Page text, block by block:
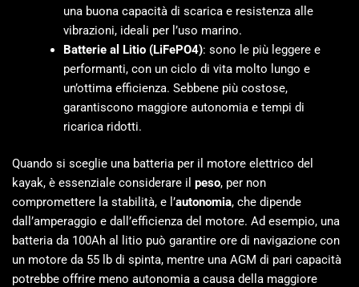
una buona capacità di scarica e resistenza alle
vibrazioni, ideali per l’uso marino.
Batterie al Litio (LiFePO4): sono le più leggere e
performanti, con un ciclo di vita molto lungo e
un’ottima efficienza. Sebbene più costose,
garantiscono maggiore autonomia e tempi di
ricarica ridotti.
Quando si sceglie una batteria per il motore elettrico del
kayak, è essenziale considerare il peso, per non
compromettere la stabilità, e l’autonomia, che dipende
dall’amperaggio e dall’efficienza del motore. Ad esempio, una
batteria da 100Ah al litio può garantire ore di navigazione con
un motore da 55 lb di spinta, mentre una AGM di pari capacità
potrebbe offrire meno autonomia a causa della maggiore